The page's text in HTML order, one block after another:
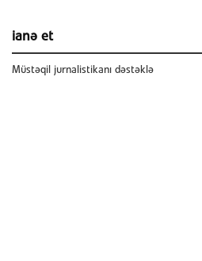
ianə et
Müstəqil jurnalistikanı dəstəklə